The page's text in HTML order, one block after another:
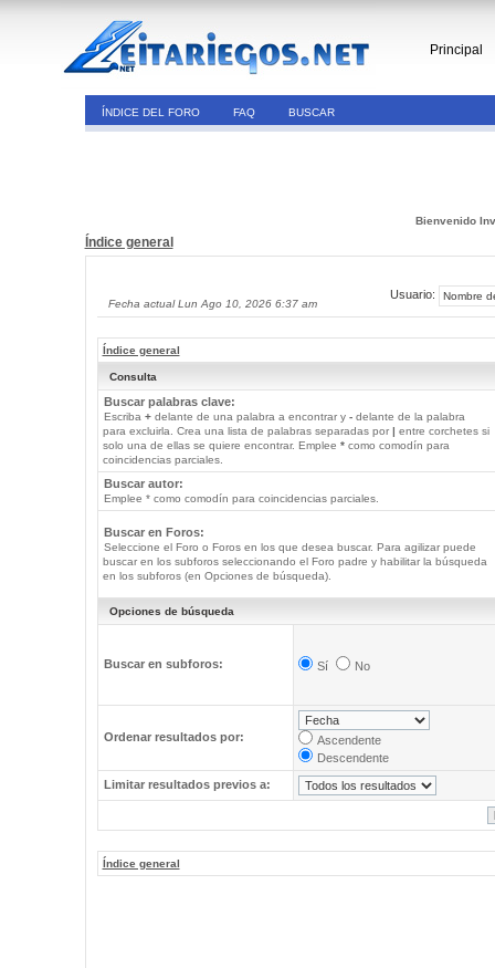
Principal
ÍNDICE DEL FORO FAQ BUSCAR
Bienvenido
Índice general
Fecha actual Lun Ago 10, 2026 6:37 am
Usuario:
Índice general
Consulta
Buscar palabras clave:
Escriba +delante de una palabra a encontrar y -delante de la palabra
para excluirla. Crea una lista de palabras separadas por | entre corchetes si
solo una de ellas se quiere encontrar. Emplee *como comodín para
coincidencias parciales.
Buscar autor:
Emplee * como comodín para coincidencias parciales.
Buscar en Foros:
Seleccione el Foro o Foros en los que desea buscar. Para agilizar puede
buscar en los subforos seleccionando el Foro padre y habilitar la búsqueda
en los subforos (en Opciones de búsqueda).
Opciones de búsqueda
Buscar en subforos: Sí No
Ordenar resultados por:
Ascendente
Descendente
Limitar resultados previos a:
Índice general